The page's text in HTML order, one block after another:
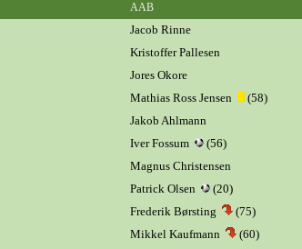
AAB
Jacob Rinne
Kristoffer Pallesen
Jores Okore
Mathias Ross Jensen
(58)
Jakob Ahlmann
Iver Fossum
(56)
Magnus Christensen
Patrick Olsen
(20)
Frederik Børsting
(75)
Mikkel Kaufmann
(60)